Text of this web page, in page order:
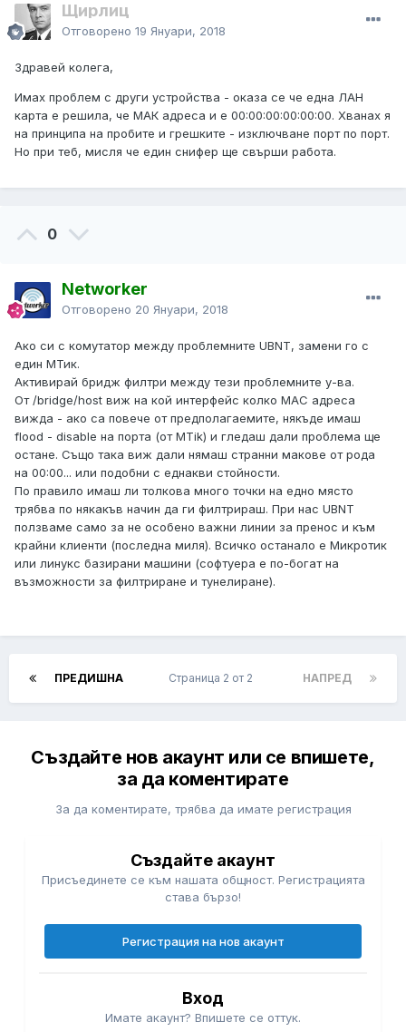
Щирлиц
Отговорено 19 Януари, 2018
Здравей колега,
Имах проблем с други устройства - оказа се че една ЛАН
карта е решила, че МАК адреса и е 00:00:00:00:00:00. Хванах я
на принципа на пробите и грешките - изключване порт по порт.
Но при теб, мисля че един снифер ще свърши работа.
0
Networker
Отговорено 20 Януари, 2018
Ако си с комутатор между проблемните UBNT, замени го с
един МТик.
Активирай бридж филтри между тези проблемните у-ва.
От /bridge/host виж на кой интерфейс колко MAC адреса
вижда - ако са повече от предполагаемите, някъде имаш
flood - disable на порта (от MTik) и гледаш дали проблема ще
остане. Също така виж дали нямаш странни макове от рода
на 00:00... или подобни с еднакви стойности.
По правило имаш ли толкова много точки на едно място
трябва по някакъв начин да ги филтрираш. При нас UBNT
ползваме само за не особено важни линии за пренос и към
крайни клиенти (последна миля). Всичко останало е Микротик
или линукс базирани машини (софтуера е по-богат на
възможности за филтриране и тунелиране).
ПРЕДИШНА НАПРЕД
Страница 2 от 2
Създайте нов акаунт или се впишете,
за да коментирате
За да коментирате, трябва да имате регистрация
Създайте акаунт
Присъединете се към нашата общност. Регистрацията
става бързо!
Регистрация на нов акаунт
Вход
Имате акаунт? Впишете се оттук.